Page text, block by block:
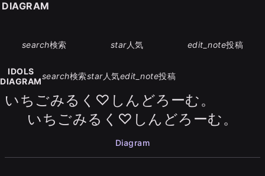
search検索 star人気 edit_note投稿
IDOLS
DIAGRAM
search検索star人気edit_note投稿
いちごみるく♡しんどろーむ。
いちごみるく♡しんどろーむ。
Diagram